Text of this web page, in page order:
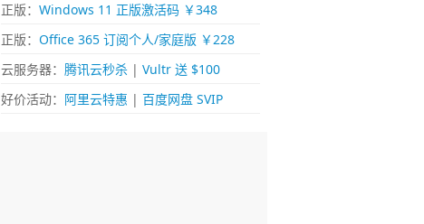
正版： Windows 11 正版激活码 ￥348
正版： Office 365 订阅个人/家庭版 ￥228
云服务器： 腾讯云秒杀| Vultr 送 $100
好价活动： 阿里云特惠 | 百度网盘 SVIP